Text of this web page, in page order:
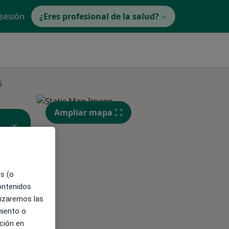
¿Eres profesional de la salud?
Ampliar mapa
(o
las
o
en